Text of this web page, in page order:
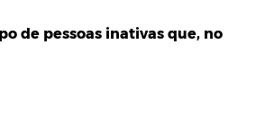
de pessoas inativas que, no